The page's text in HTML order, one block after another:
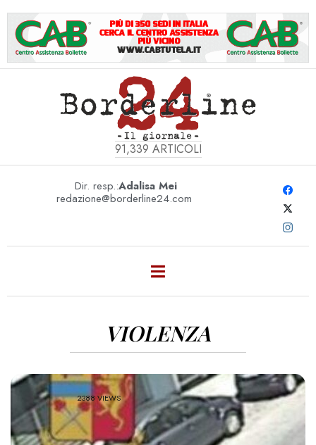
91,339 ARTICOLI
Dir. resp.:Adalisa Mei
redazione@borderline24.com
VIOLENZA
2388 VIEWS